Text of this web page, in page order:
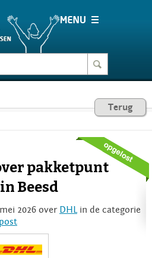
Terug
pakketpunt
Beesd
2026 over DHL in de categorie